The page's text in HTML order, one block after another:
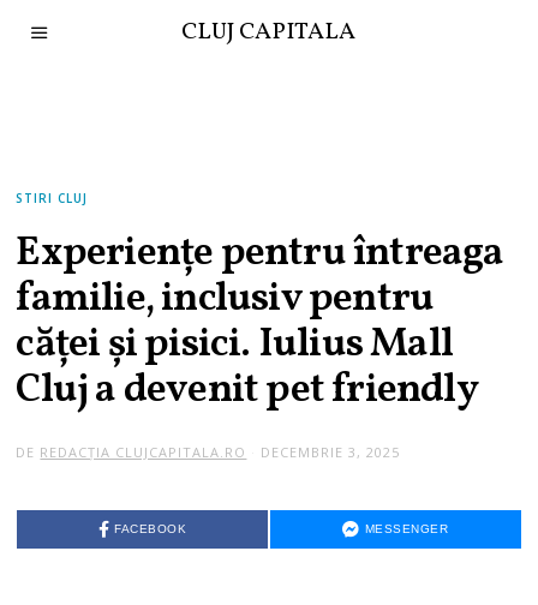
CLUJ CAPITALA
STIRI CLUJ
Experiențe pentru întreaga
familie, inclusiv pentru
căței și pisici. Iulius Mall
Cluj a devenit pet friendly
DE REDACȚIA CLUJCAPITALA.RO DECEMBRIE 3, 2025
FACEBOOK MESSENGER